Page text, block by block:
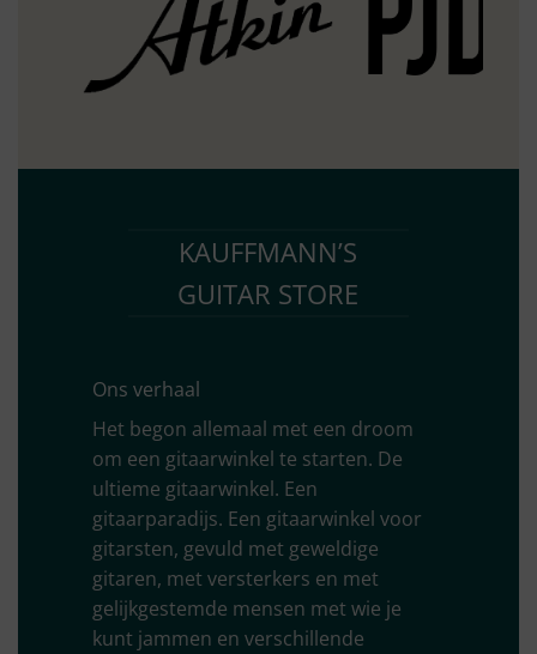
KAUFFMANN’S
GUITAR STORE
Ons verhaal
Het begon allemaal met een droom
om een gitaarwinkel te starten. De
ultieme gitaarwinkel. Een
gitaarparadijs. Een gitaarwinkel voor
gitarsten, gevuld met geweldige
gitaren, met versterkers en met
gelijkgestemde mensen met wie je
kunt jammen en verschillende